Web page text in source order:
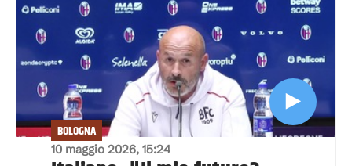
10 maggio 2026, 15:24
BOLOGNA